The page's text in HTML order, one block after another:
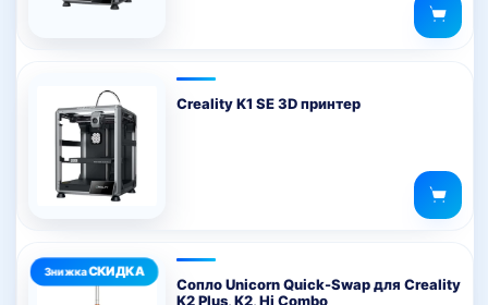
Creality K1 SE 3D принтер
Сопло Unicorn Quick-Swap для Creality
K2 Plus, K2, Hi Combo
Цей
товар